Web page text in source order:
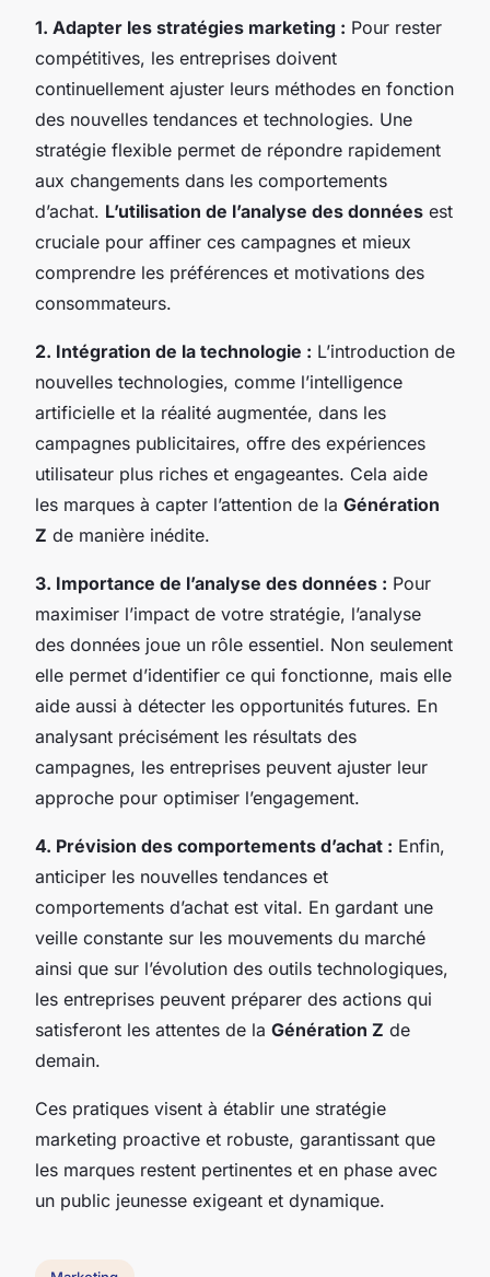
1. Adapter les stratégies marketing : Pour rester
compétitives, les entreprises doivent
continuellement ajuster leurs méthodes en fonction
des nouvelles tendances et technologies. Une
stratégie flexible permet de répondre rapidement
aux changements dans les comportements
d’achat. L’utilisation de l’analyse des données est
cruciale pour affiner ces campagnes et mieux
comprendre les préférences et motivations des
consommateurs.
2. Intégration de la technologie : L’introduction de
nouvelles technologies, comme l’intelligence
artificielle et la réalité augmentée, dans les
campagnes publicitaires, offre des expériences
utilisateur plus riches et engageantes. Cela aide
les marques à capter l’attention de la Génération
Z de manière inédite.
3. Importance de l’analyse des données : Pour
maximiser l’impact de votre stratégie, l’analyse
des données joue un rôle essentiel. Non seulement
elle permet d’identifier ce qui fonctionne, mais elle
aide aussi à détecter les opportunités futures. En
analysant précisément les résultats des
campagnes, les entreprises peuvent ajuster leur
approche pour optimiser l’engagement.
4. Prévision des comportements d’achat : Enfin,
anticiper les nouvelles tendances et
comportements d’achat est vital. En gardant une
veille constante sur les mouvements du marché
ainsi que sur l’évolution des outils technologiques,
les entreprises peuvent préparer des actions qui
satisferont les attentes de la Génération Z de
demain.
Ces pratiques visent à établir une stratégie
marketing proactive et robuste, garantissant que
les marques restent pertinentes et en phase avec
un public jeunesse exigeant et dynamique.